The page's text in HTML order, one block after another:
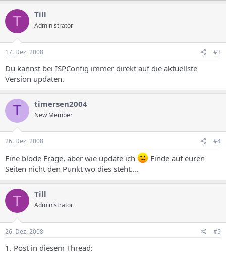
T Till
Administrator
17. Dez. 2008 #3
Du kannst bei ISPConfig immer direkt auf die aktuellste
Version updaten.
T timersen2004
New Member
26. Dez. 2008 #4
Eine blöde Frage, aber wie update ich
Finde auf euren
Seiten nicht den Punkt wo dies steht....
T Till
Administrator
26. Dez. 2008 #5
1. Post in diesem Thread: